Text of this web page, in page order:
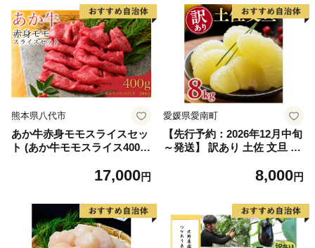
熊本県八代市
あか牛赤身モモスライスセッ
ト (あか牛モモスライス400
17,000円
愛媛県愛南町
【先行予約：2026年12月中旬
～発送】 訳あり 土佐 文旦 8k
ス) 8000円 わけあり ぶんたん
農家直送 期間限定 特産品 サ
イズミックス くらもとファー
ム 愛南町 愛媛県
8,000円